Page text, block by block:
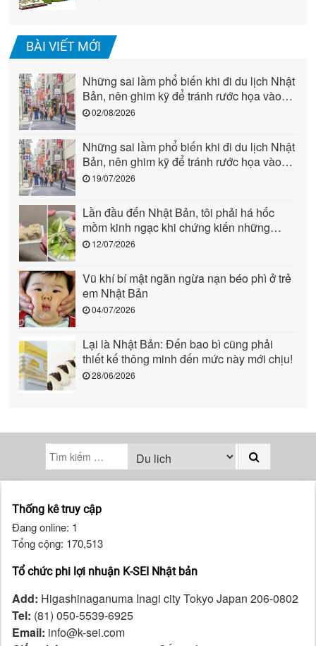
BÀI VIẾT MỚI
Những sai lầm phổ biến khi đi du lịch Nhật
Bản, nên ghim kỹ để tránh rước họa vào
người (phần 2)
02/08/2026
Những sai lầm phổ biến khi đi du lịch Nhật
Bản, nên ghim kỹ để tránh rước họa vào
người (phần 1)
19/07/2026
Lần đầu đến Nhật Bản, tôi phải há hốc
mồm kinh ngạc khi chứng kiến những
cảnh này: Quả là “quốc gia đến từ tương
12/07/2026
Vũ khí bí mật ngăn ngừa nạn béo phì ở trẻ
em Nhật Bản
04/07/2026
Lại là Nhật Bản: Đến bao bì cũng phải
thiết kế thông minh đến mức này mới chịu!
28/06/2026
Thống kê truy cập
Đang online: 1
Tổng cộng: 170,513
Tổ chức phi lợi nhuận K-SEI Nhật bản
Add: Higashinaganuma Inagi city Tokyo Japan 206-0802
Tel: (81) 050-5539-6925
Email: info@k-sei.com